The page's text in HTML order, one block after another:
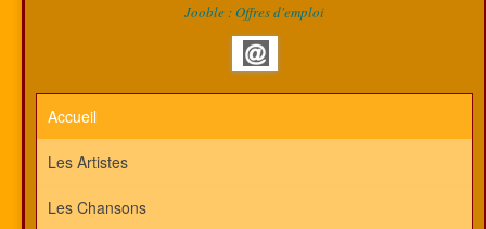
Jooble : Offres d'emploi
Accueil
Les Artistes
Les Chansons